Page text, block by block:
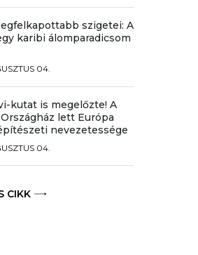
szigetei: A
karibi álomparadicsom
04.
kutat is megelőzte! A
lett Európa
nevezetessége
04.
CIKK